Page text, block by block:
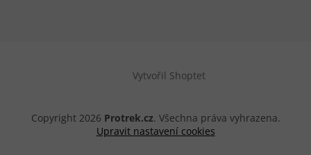
Vytvořil Shoptet
Copyright 2026 Protrek.cz. Všechna práva vyhrazena.
Upravit nastavení cookies